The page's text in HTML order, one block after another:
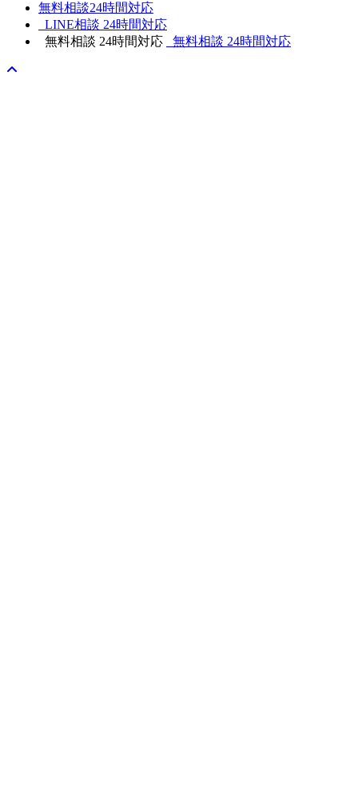
無料相談24時間対応
LINE相談 24時間対応
無料相談 24時間対応 無料相談 24時間対応